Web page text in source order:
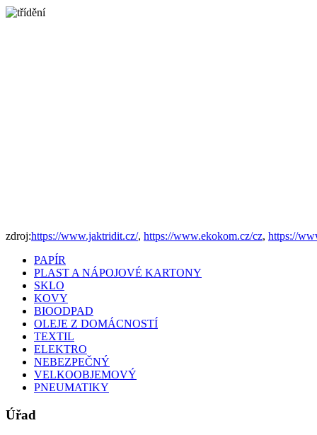
zdroj:https://www.jaktridit.cz/, https://www.ekokom.cz/cz, https://
PAPÍR
PLAST A NÁPOJOVÉ KARTONY
SKLO
KOVY
BIOODPAD
OLEJE Z DOMÁCNOSTÍ
TEXTIL
ELEKTRO
NEBEZPEČNÝ
VELKOOBJEMOVÝ
PNEUMATIKY
Úřad